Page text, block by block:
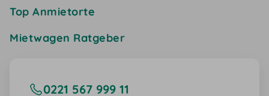
Top Anmietorte
Mietwagen Ratgeber
0221 567 999 11